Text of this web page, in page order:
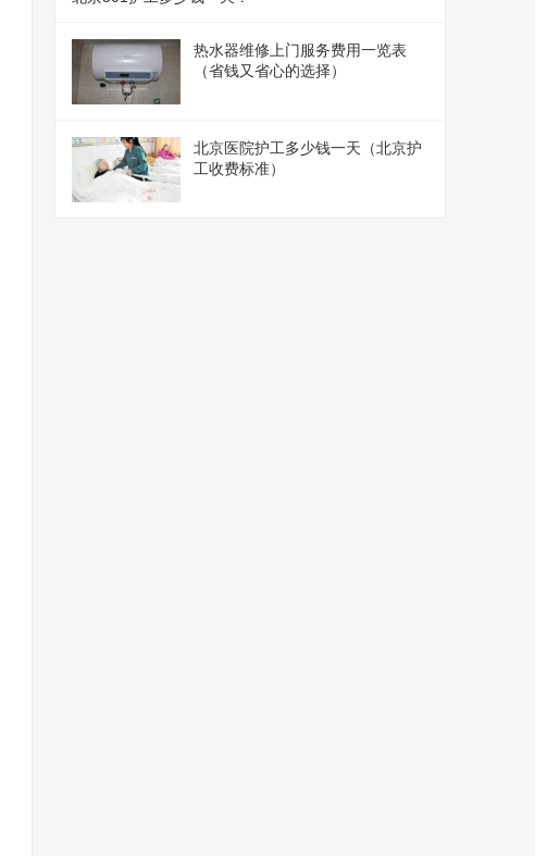
热水器维修上门服务费用一览表
（省钱又省心的选择）
北京医院护工多少钱一天（北京护
工收费标准）